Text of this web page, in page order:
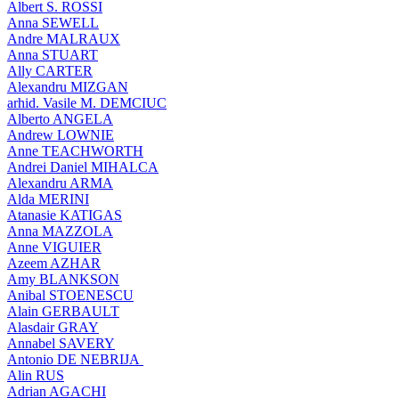
Albert S. ROSSI
Anna SEWELL
Andre MALRAUX
Anna STUART
Ally CARTER
Alexandru MIZGAN
arhid. Vasile M. DEMCIUC
Alberto ANGELA
Andrew LOWNIE
Anne TEACHWORTH
Andrei Daniel MIHALCA
Alexandru ARMA
Alda MERINI
Atanasie KATIGAS
Anna MAZZOLA
Anne VIGUIER
Azeem AZHAR
Amy BLANKSON
Anibal STOENESCU
Alain GERBAULT
Alasdair GRAY
Annabel SAVERY
Antonio DE NEBRIJA
Alin RUS
Adrian AGACHI